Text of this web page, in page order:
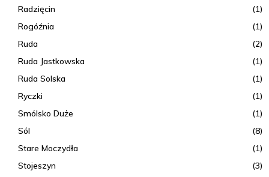
Radzięcin
(1)
Rogóźnia
(1)
Ruda
(2)
Ruda Jastkowska
(1)
Ruda Solska
(1)
Ryczki
(1)
Smólsko Duże
(1)
Sól
(8)
Stare Moczydła
(1)
Stojeszyn
(3)